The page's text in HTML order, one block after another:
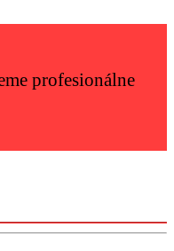
profesionálne